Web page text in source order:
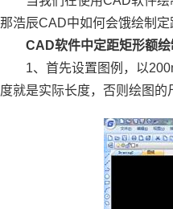
那浩辰CAD中如何会饿绘制定
CAD软件中定距矩形额绘
1、首先设置图例，以
度就是实际长度，否则绘图的